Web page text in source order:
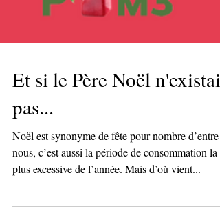
Et si le Père Noël n'existait
pas...